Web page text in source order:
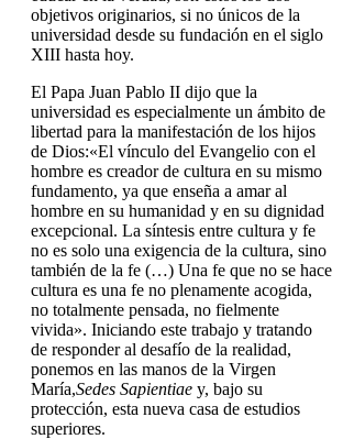
objetivos originarios, si no únicos de la
universidad desde su fundación en el siglo
XIII hasta hoy.
El Papa Juan Pablo II dijo que la
universidad es especialmente un ámbito de
libertad para la manifestación de los hijos
de Dios:«El vínculo del Evangelio con el
hombre es creador de cultura en su mismo
fundamento, ya que enseña a amar al
hombre en su humanidad y en su dignidad
excepcional. La síntesis entre cultura y fe
no es solo una exigencia de la cultura, sino
también de la fe (…) Una fe que no se hace
cultura es una fe no plenamente acogida,
no totalmente pensada, no fielmente
vivida». Iniciando este trabajo y tratando
de responder al desafío de la realidad,
ponemos en las manos de la Virgen
María,Sedes Sapientiae y, bajo su
protección, esta nueva casa de estudios
superiores.